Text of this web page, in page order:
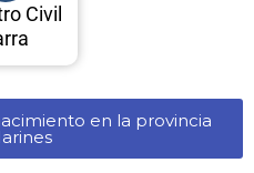
Civil
en la provincia